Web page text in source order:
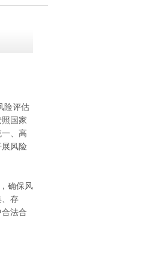
险评估
国家
、高
风险
确保风
、存
法合